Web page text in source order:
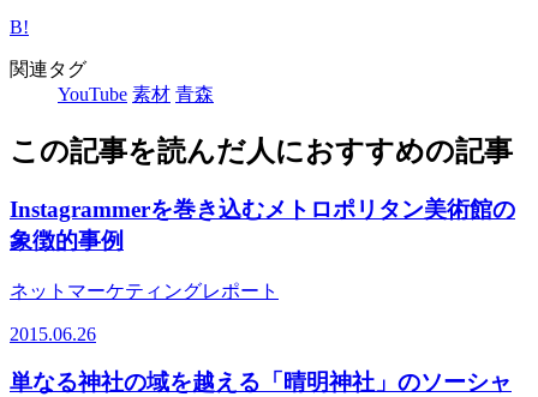
B!
関連タグ
YouTube 素材 青森
この記事を読んだ人におすすめの記事
Instagrammerを巻き込むメトロポリタン美術館の
象徴的事例
ネットマーケティングレポート
2015.06.26
単なる神社の域を越える「晴明神社」のソーシャ